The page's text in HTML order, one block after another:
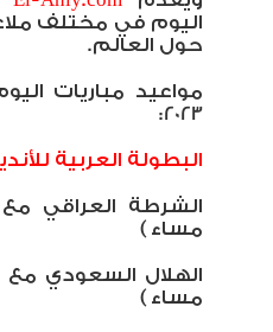
اليوم في مختلف
حول العالم.
2023:
البطولة العربية
مساء )
مساء )